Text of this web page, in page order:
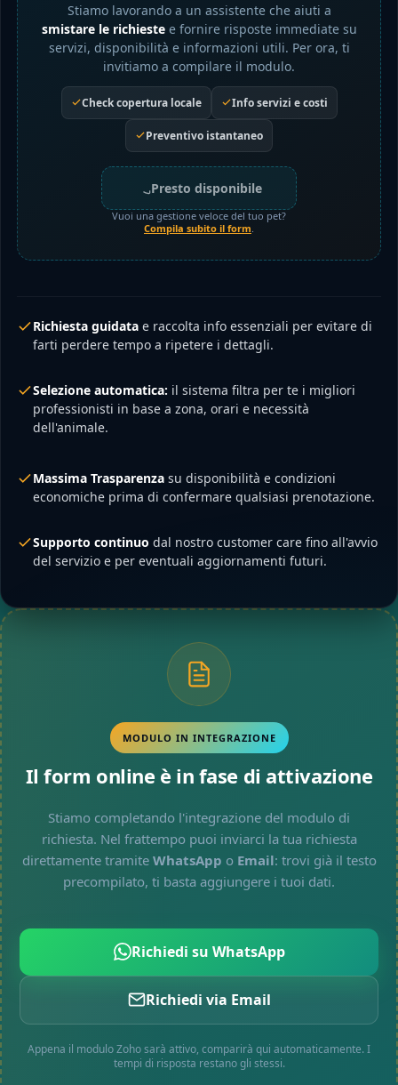
Stiamo lavorando a un assistente che aiuti a
smistare le richiestee fornire risposte immediate su
servizi, disponibilità e informazioni utili. Per ora, ti
invitiamo a compilare il modulo.
Check copertura locale Info servizi e costi
Preventivo istantaneo
Presto disponibile
Vuoi una gestione veloce del tuo pet?
Compila subito il form
Richiesta guidata e raccolta info essenziali per evitare di
farti perdere tempo a ripetere i dettagli.
Selezione automatica: il sistema filtra per te i migliori
professionisti in base a zona, orari e necessità
dell'animale.
Massima Trasparenza su disponibilità e condizioni
economiche prima di confermare qualsiasi prenotazione.
Supporto continuo dal nostro customer care fino all'avvio
del servizio e per eventuali aggiornamenti futuri.
MODULO IN INTEGRAZIONE
Il form online è in fase di attivazione
Stiamo completando l'integrazione del modulo di
richiesta. Nel frattempo puoi inviarci la tua richiesta
direttamente tramite WhatsApp o Email: trovi già il testo
precompilato, ti basta aggiungere i tuoi dati.
Richiedi su WhatsApp
Richiedi via Email
Appena il modulo Zoho sarà attivo, comparirà qui automaticamente. I
tempi di risposta restano gli stessi.